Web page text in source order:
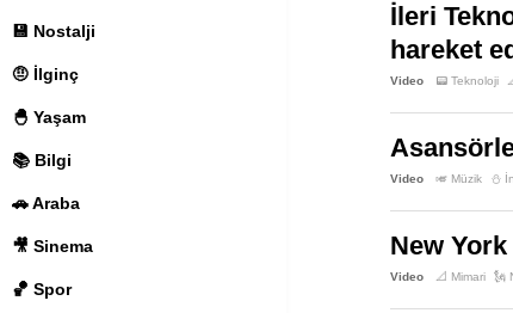
💾 Nostalji
🤨 İlginç
🐣 Yaşam
📚 Bilgi
🚗 Araba
🎥 Sinema
🏀 Spor
İleri
hareket
Video 📟 Teknoloji
Video 🎺 Müzik ⛄️
New
Video 📐 Mimari 🗽